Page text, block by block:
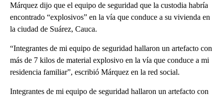
Márquez dijo que el equipo de seguridad que la custodia habría
encontrado “explosivos” en la vía que conduce a su vivienda en
la ciudad de Suárez, Cauca.
“Integrantes de mi equipo de seguridad hallaron un artefacto con
más de 7 kilos de material explosivo en la vía que conduce a mi
residencia familiar”, escribió Márquez en la red social.
Integrantes de mi equipo de seguridad hallaron un artefacto con